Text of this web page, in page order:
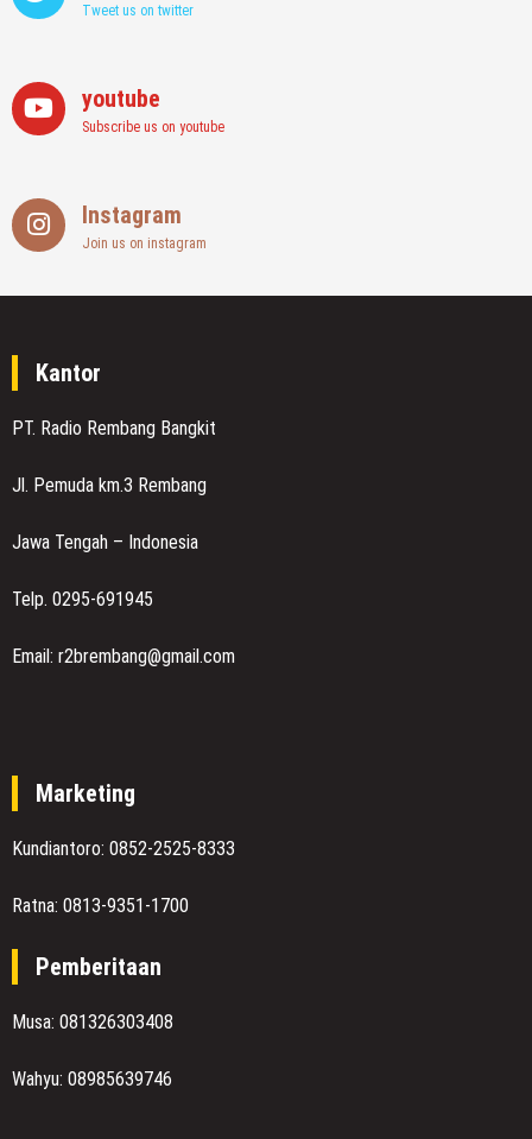
Tweet us on twitter
youtube
Subscribe us on youtube
Instagram
Join us on instagram
Kantor
PT. Radio Rembang Bangkit
Jl. Pemuda km.3 Rembang
Jawa Tengah – Indonesia
Telp. 0295-691945
Email: r2brembang@gmail.com
Marketing
Kundiantoro: 0852-2525-8333
Ratna: 0813-9351-1700
Pemberitaan
Musa: 081326303408
Wahyu: 08985639746